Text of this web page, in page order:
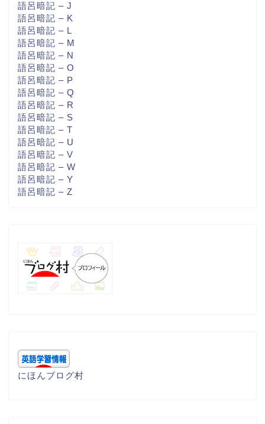
語呂暗記 – J
語呂暗記 – K
語呂暗記 – L
語呂暗記 – M
語呂暗記 – N
語呂暗記 – O
語呂暗記 – P
語呂暗記 – Q
語呂暗記 – R
語呂暗記 – S
語呂暗記 – T
語呂暗記 – U
語呂暗記 – V
語呂暗記 – W
語呂暗記 – Y
語呂暗記 – Z
にほんブログ村